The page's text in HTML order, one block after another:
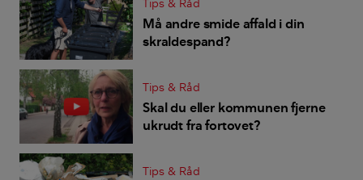
Tips & Råd
Må andre smide affald i din
skraldespand?
Tips & Råd
Skal du eller kommunen fjerne
ukrudt fra fortovet?
Tips & Råd